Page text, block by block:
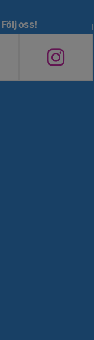
Följ oss!